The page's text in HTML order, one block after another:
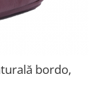
bordo,